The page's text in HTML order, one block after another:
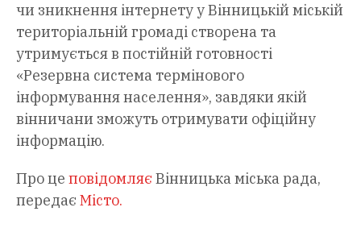
чи зникнення інтернету у Вінницькій міській
територіальній громаді створена та
утримується в постійній готовності
«Резервна система термінового
інформування населення», завдяки якій
вінничани зможуть отримувати офіційну
інформацію.
Про це повідомляє Вінницька міська рада,
передає Місто.